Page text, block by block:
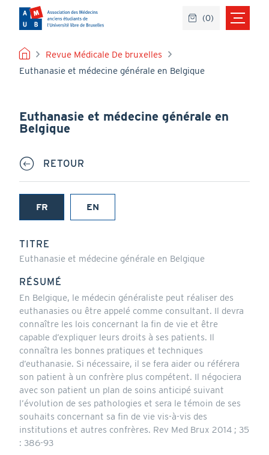
contenu
principal
FIL
D'ARIANE
Revue Médicale De bruxelles
Euthanasie et médecine générale en Belgique
Euthanasie et médecine générale en
Belgique
RETOUR
FR
(onglet
EN
TITRE
Euthanasie et médecine générale en Belgique
RÉSUMÉ
En Belgique, le médecin généraliste peut réaliser des
euthanasies ou être appelé comme consultant. Il devra
connaître les lois concernant la fin de vie et être
capable d’expliquer leurs droits à ses patients. Il
connaîtra les bonnes pratiques et techniques
d’euthanasie. Si nécessaire, il se fera aider ou référera
son patient à un confrère plus compétent. Il négociera
avec son patient un plan de soins anticipé suivant
l’évolution de ses pathologies et sera le témoin de ses
souhaits concernant sa fin de vie vis-à-vis des
institutions et autres confrères. Rev Med Brux 2014 ; 35
: 386-93
(0)